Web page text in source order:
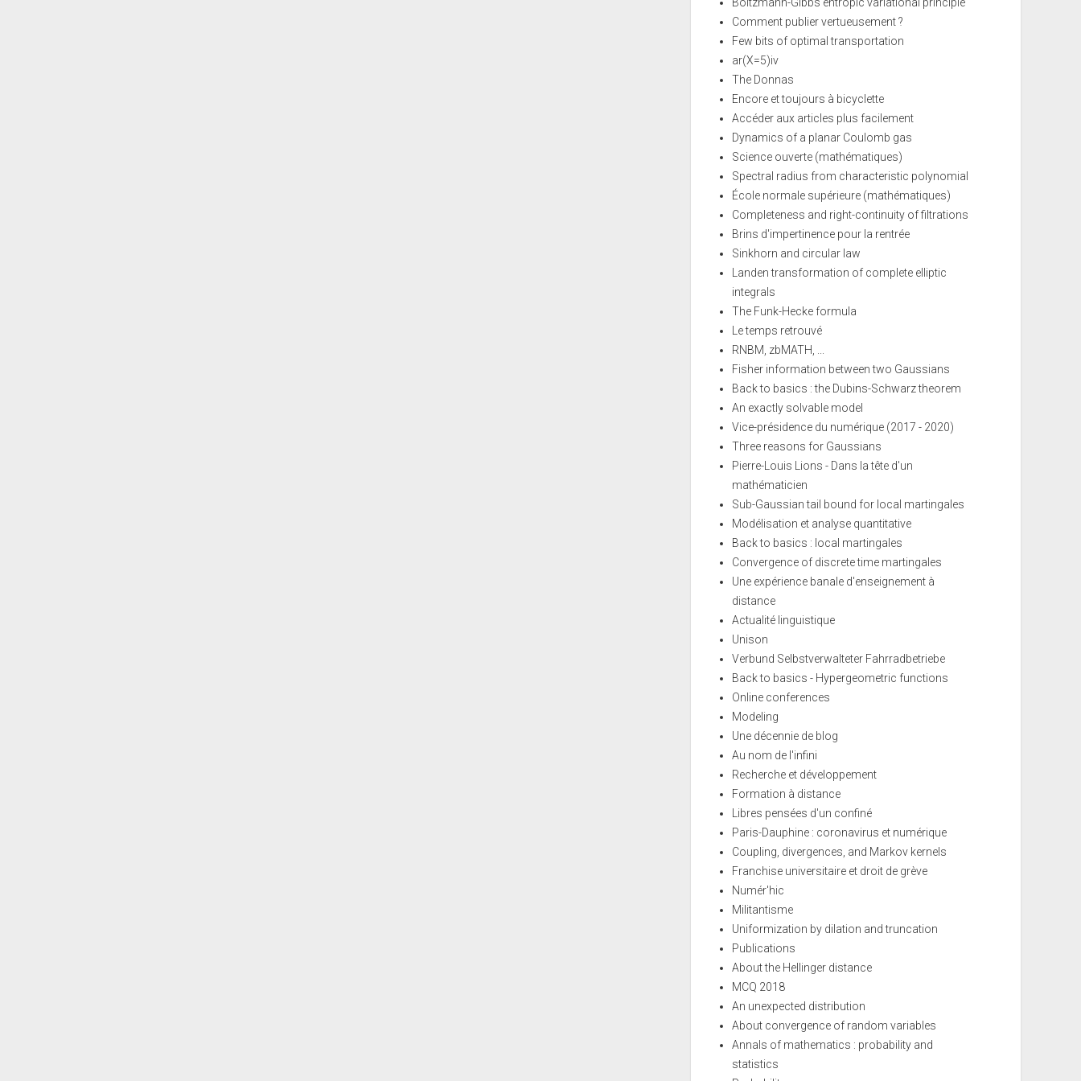
Comment publier vertueusement ?
Few bits of optimal transportation
ar(X=5)iv
The Donnas
Encore et toujours à bicyclette
Accéder aux articles plus facilement
Dynamics of a planar Coulomb gas
Science ouverte (mathématiques)
Spectral radius from characteristic polynomial
École normale supérieure (mathématiques)
Completeness and right-continuity of filtrations
Brins d'impertinence pour la rentrée
Sinkhorn and circular law
Landen transformation of complete elliptic
integrals
The Funk-Hecke formula
Le temps retrouvé
RNBM, zbMATH, ...
Fisher information between two Gaussians
Back to basics : the Dubins-Schwarz theorem
An exactly solvable model
Vice-présidence du numérique (2017 - 2020)
Three reasons for Gaussians
Pierre-Louis Lions - Dans la tête d'un
mathématicien
Sub-Gaussian tail bound for local martingales
Modélisation et analyse quantitative
Back to basics : local martingales
Convergence of discrete time martingales
Une expérience banale d'enseignement à
distance
Actualité linguistique
Unison
Verbund Selbstverwalteter Fahrradbetriebe
Back to basics - Hypergeometric functions
Online conferences
Modeling
Une décennie de blog
Au nom de l'infini
Recherche et développement
Formation à distance
Libres pensées d'un confiné
Paris-Dauphine : coronavirus et numérique
Coupling, divergences, and Markov kernels
Franchise universitaire et droit de grève
Numér'hic
Militantisme
Uniformization by dilation and truncation
Publications
About the Hellinger distance
MCQ 2018
An unexpected distribution
About convergence of random variables
Annals of mathematics : probability and
statistics